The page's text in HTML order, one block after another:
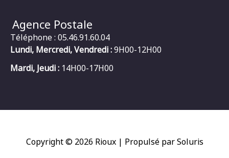
Agence Postale
Téléphone : 05.46.91.60.04
Lundi, Mercredi, Vendredi :9H00-12H00
Mardi, Jeudi : 14H00-17H00
Copyright © 2026 Rioux| Propulsé par Soluris